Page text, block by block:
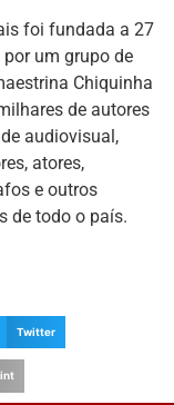
foi fundada a 27
por um grupo de
Chiquinha
de autores
audiovisual,
atores,
e outros
de todo o país.
Twitter